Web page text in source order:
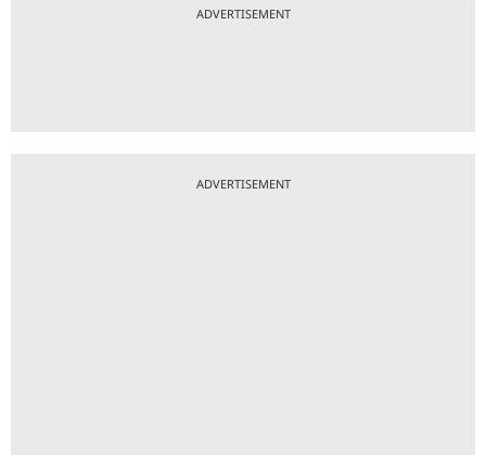
ADVERTISEMENT
ADVERTISEMENT